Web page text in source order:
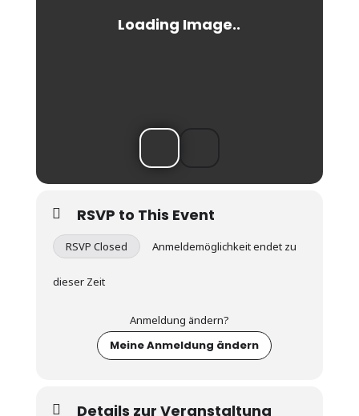
RSVP to This Event
RSVP Closed Anmeldemöglichkeit endet zu
dieser Zeit
Anmeldung ändern?
Meine Anmeldung ändern
Details zur Veranstaltung